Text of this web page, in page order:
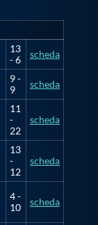
13
- 6
scheda
9 -
9
scheda
11
-
22
scheda
13
-
12
scheda
4 -
10
scheda